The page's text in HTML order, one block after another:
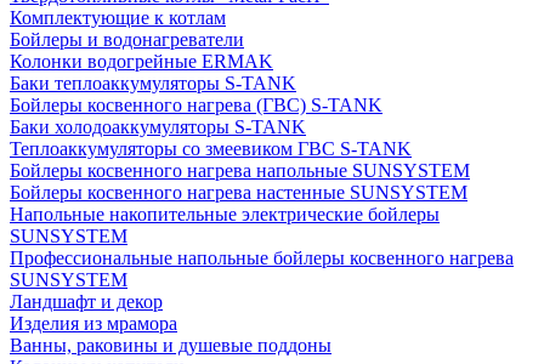
Комплектующие к котлам
Бойлеры и водонагреватели
Колонки водогрейные ERMAK
Баки теплоаккумуляторы S-TANK
Бойлеры косвенного нагрева (ГВС) S-TANK
Баки холодоаккумуляторы S-TANK
Теплоаккумуляторы со змеевиком ГВС S-TANK
Бойлеры косвенного нагрева напольные SUNSYSTEM
Бойлеры косвенного нагрева настенные SUNSYSTEM
Напольные накопительные электрические бойлеры
SUNSYSTEM
Профессиональные напольные бойлеры косвенного нагрева
SUNSYSTEM
Ландшафт и декор
Изделия из мрамора
Ванны, раковины и душевые поддоны